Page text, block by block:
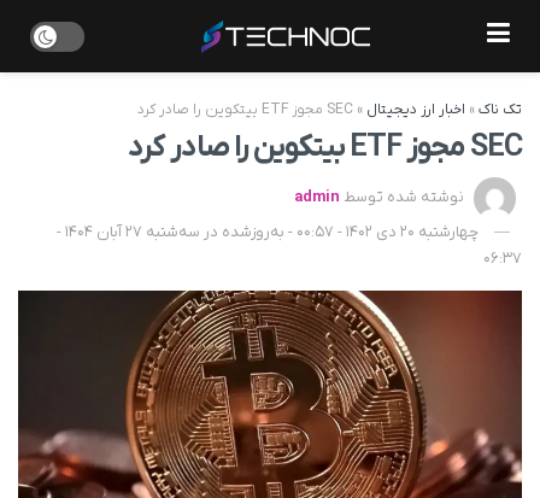
تک ناک» اخبار ارز دیجیتال » SEC مجوز ETF بیتکوین را صادر کرد
SEC مجوز ETF بیتکوین را صادر کرد
نوشته شده توسط admin
چهارشنبه 20 دی 1402 - 00:57 - به‌روزشده در سه‌شنبه 27 آبان 1404 -
06:37